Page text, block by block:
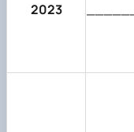
2023